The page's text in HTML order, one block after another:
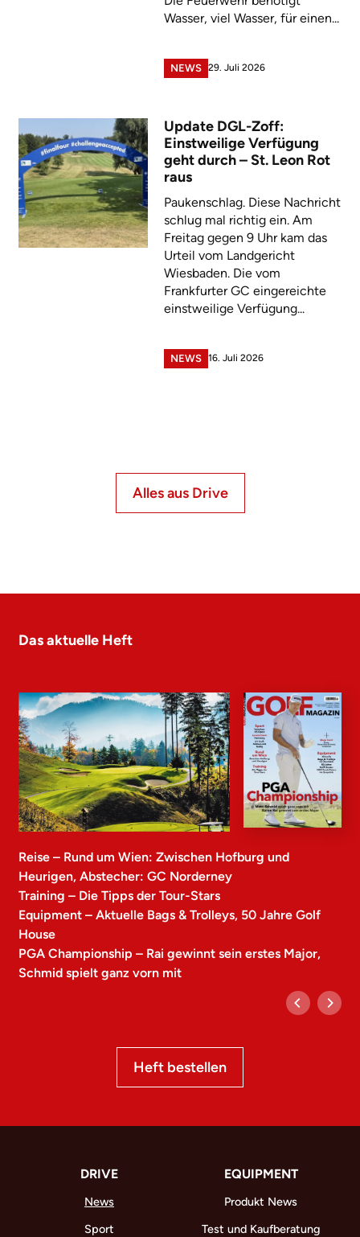
Wasser, viel Wasser, für einen...
NEWS 29. Juli 2026
Update DGL-Zoff:
Einstweilige Verfügung
geht durch – St. Leon Rot
raus
Paukenschlag. Diese Nachricht
schlug mal richtig ein. Am
Freitag gegen 9 Uhr kam das
Urteil vom Landgericht
Wiesbaden. Die vom
Frankfurter GC eingereichte
einstweilige Verfügung...
NEWS 16. Juli 2026
Alles aus Drive
Das aktuelle Heft
Reise – Rund um Wien: Zwischen Hofburg und
Heurigen, Abstecher: GC Norderney
Training – Die Tipps der Tour-Stars
Equipment – Aktuelle Bags & Trolleys, 50 Jahre Golf
House
PGA Championship – Rai gewinnt sein erstes Major,
Schmid spielt ganz vorn mit
Heft bestellen
DRIVE
News
Sport
EQUIPMENT
Produkt News
Test und Kaufberatung